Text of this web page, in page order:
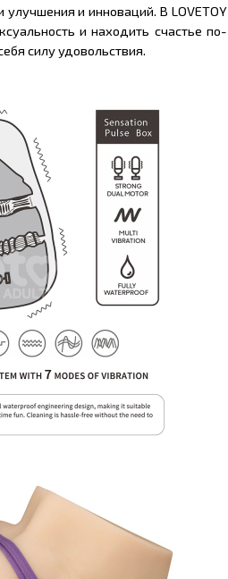
и инноваций. В LOVETOY
и находить счастье по-
силу удовольствия.